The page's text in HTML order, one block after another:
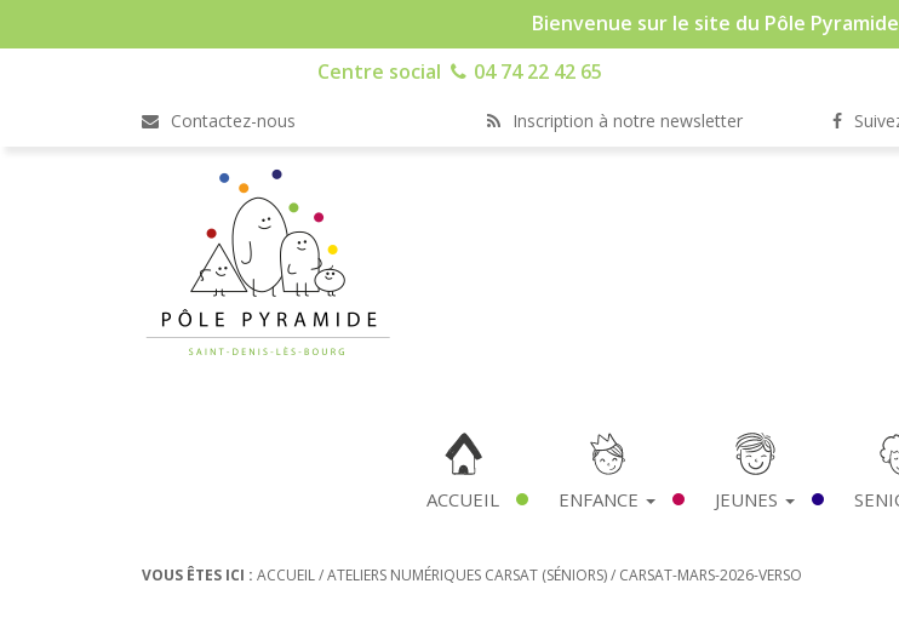
Bienvenue sur le site du Pôle
Centre social
04 74 22 42 65
Contactez-nous Inscription à notre newsletter
ACCUEIL ENFANCE JEUNES
VOUS ÊTES ICI : ACCUEIL/ATELIERS NUMÉRIQUES CARSAT (SÉNIORS)/ CARSAT-MARS-2026-VERSO